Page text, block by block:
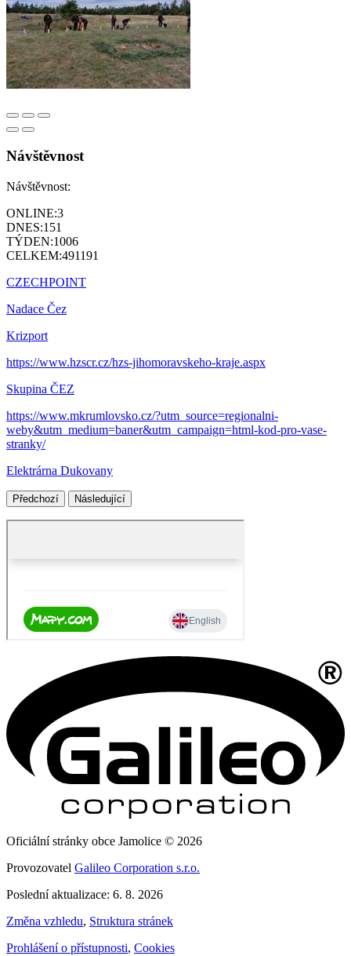
Návštěvnost
Návštěvnost:
ONLINE:3
DNES:151
TÝDEN:1006
CELKEM:491191
CZECHPOINT
Nadace Čez
Krizport
https://www.hzscr.cz/hzs-jihomoravskeho-kraje.aspx
Skupina ČEZ
https://www.mkrumlovsko.cz/?utm_source=regionalni-
weby&utm_medium=baner&utm_campaign=html-kod-pro-vase-
stranky/
Elektrárna Dukovany
Předchozí Následující
Oficiální stránky obce Jamolice © 2026
Provozovatel Galileo Corporation s.r.o.
Poslední aktualizace: 6. 8. 2026
Změna vzhledu, Struktura stránek
Prohlášení o přístupnosti, Cookies